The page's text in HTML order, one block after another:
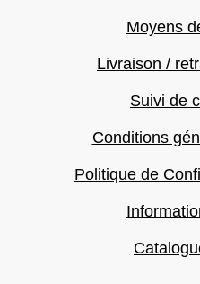
Moyens
Livraison /
Suivi de
Conditions
Politique de